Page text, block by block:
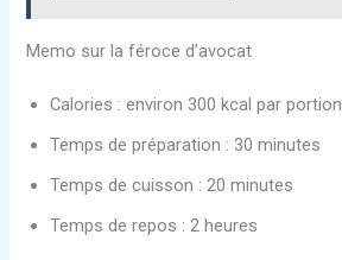
Memo sur la féroce d’avocat
Calories : environ 300 kcal par portion
Temps de préparation : 30 minutes
Temps de cuisson : 20 minutes
Temps de repos : 2 heures